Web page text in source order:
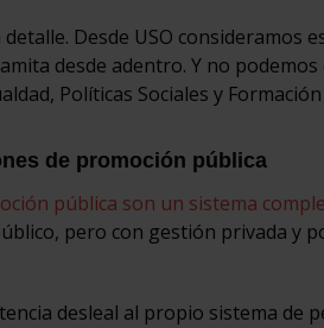
Desde USO consideramos
desde adentro. Y no
Políticas Sociales y
de promoción pública
pública son un sistema
pero con gestión privada y
desleal al propio sistema de